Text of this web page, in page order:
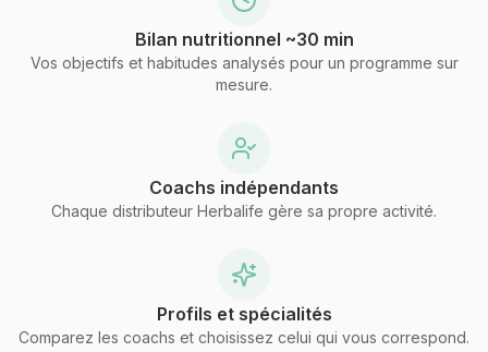
Bilan nutritionnel ~30 min
Vos objectifs et habitudes analysés pour un programme sur
mesure.
Coachs indépendants
Chaque distributeur Herbalife gère sa propre activité.
Profils et spécialités
Comparez les coachs et choisissez celui qui vous correspond.